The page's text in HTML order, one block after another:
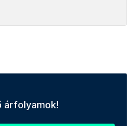
árfolyamok!